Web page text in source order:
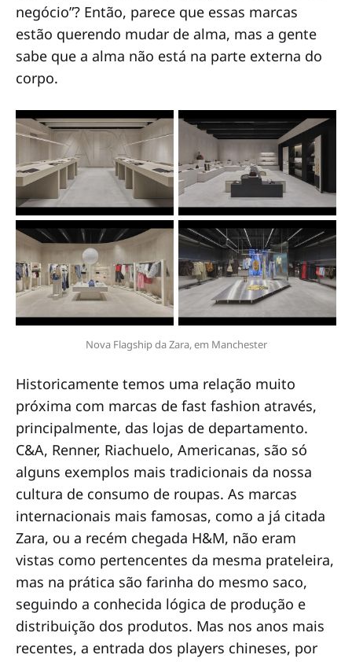
negócio”? Então, parece que essas marcas
estão querendo mudar de alma, mas a gente
sabe que a alma não está na parte externa do
corpo.
Nova Flagship da Zara, em Manchester
Historicamente temos uma relação muito
próxima com marcas de fast fashion através,
principalmente, das lojas de departamento.
C&A, Renner, Riachuelo, Americanas, são só
alguns exemplos mais tradicionais da nossa
cultura de consumo de roupas. As marcas
internacionais mais famosas, como a já citada
Zara, ou a recém chegada H&M, não eram
vistas como pertencentes da mesma prateleira,
mas na prática são farinha do mesmo saco,
seguindo a conhecida lógica de produção e
distribuição dos produtos. Mas nos anos mais
recentes, a entrada dos players chineses, por